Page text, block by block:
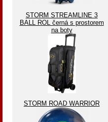
STORM STREAMLINE 3
BALL ROL černá s prostorem
na boty
STORM ROAD WARRIOR